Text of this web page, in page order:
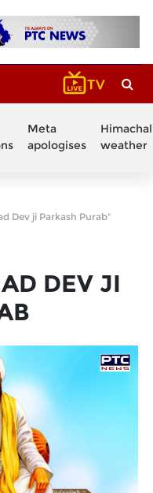
Meta
apologises
Himachal
weather
Dev ji Parkash Purab"
DEV JI